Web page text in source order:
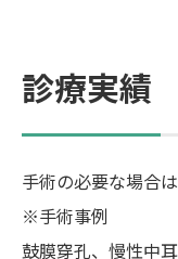
診療実績
手術の必要な場合
※手術事例
鼓膜穿孔、慢性中